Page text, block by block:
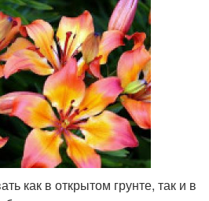
как в открытом грунте, так и в